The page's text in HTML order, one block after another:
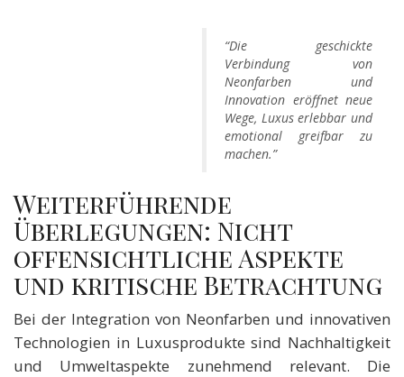
“Die geschickte
Verbindung von
Neonfarben und
Innovation eröffnet neue
Wege, Luxus erlebbar und
emotional greifbar zu
machen.”
Weiterführende
Überlegungen: Nicht
offensichtliche Aspekte
und kritische Betrachtung
Bei der Integration von Neonfarben und innovativen
Technologien in Luxusprodukte sind Nachhaltigkeit
und Umweltaspekte zunehmend relevant. Die